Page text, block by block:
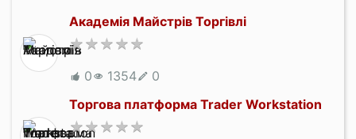
Академія Майстрів Торгівлі
0 1354
0
Торгова платформа Trader Workstation